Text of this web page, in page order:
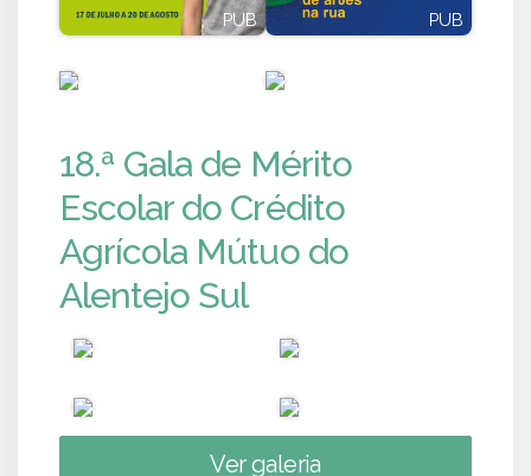
PUB PUB
18.ª Gala de Mérito
Escolar do Crédito
Agrícola Mútuo do
Alentejo Sul
Ver galeria